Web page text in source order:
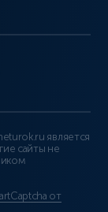
является
сайты не
от